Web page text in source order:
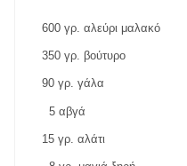
600 γρ. αλεύρι μαλακό
350 γρ. βούτυρο
90 γρ. γάλα
5 αβγά
15 γρ. αλάτι